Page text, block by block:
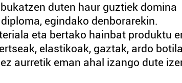
duten haur guztiek domina
egindako denborarekin.
eta bertako hainbat produktu
elastikoak, gaztak, ardo
aurretik eman ahal izango dute